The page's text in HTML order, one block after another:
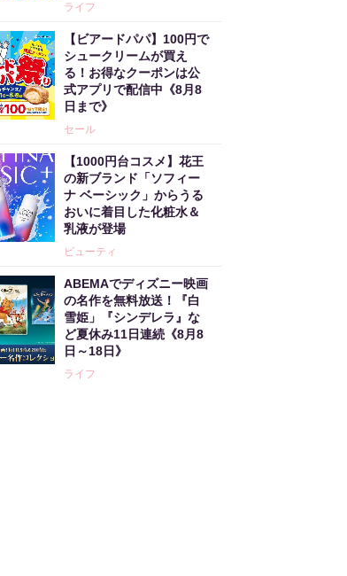
ライフ
【ビアードパパ】100円で
シュークリームが買え
る！お得なクーポンは公
式アプリで配信中《8月8
日まで》
セール
【1000円台コスメ】花王
の新ブランド「ソフィー
ナ ベーシック」からうる
おいに着目した化粧水＆
乳液が登場
ビューティ
ABEMAでディズニー映画
の名作を無料放送！『白
雪姫」『シンデレラ』な
ど夏休み11日連続《8月8
日～18日》
ライフ